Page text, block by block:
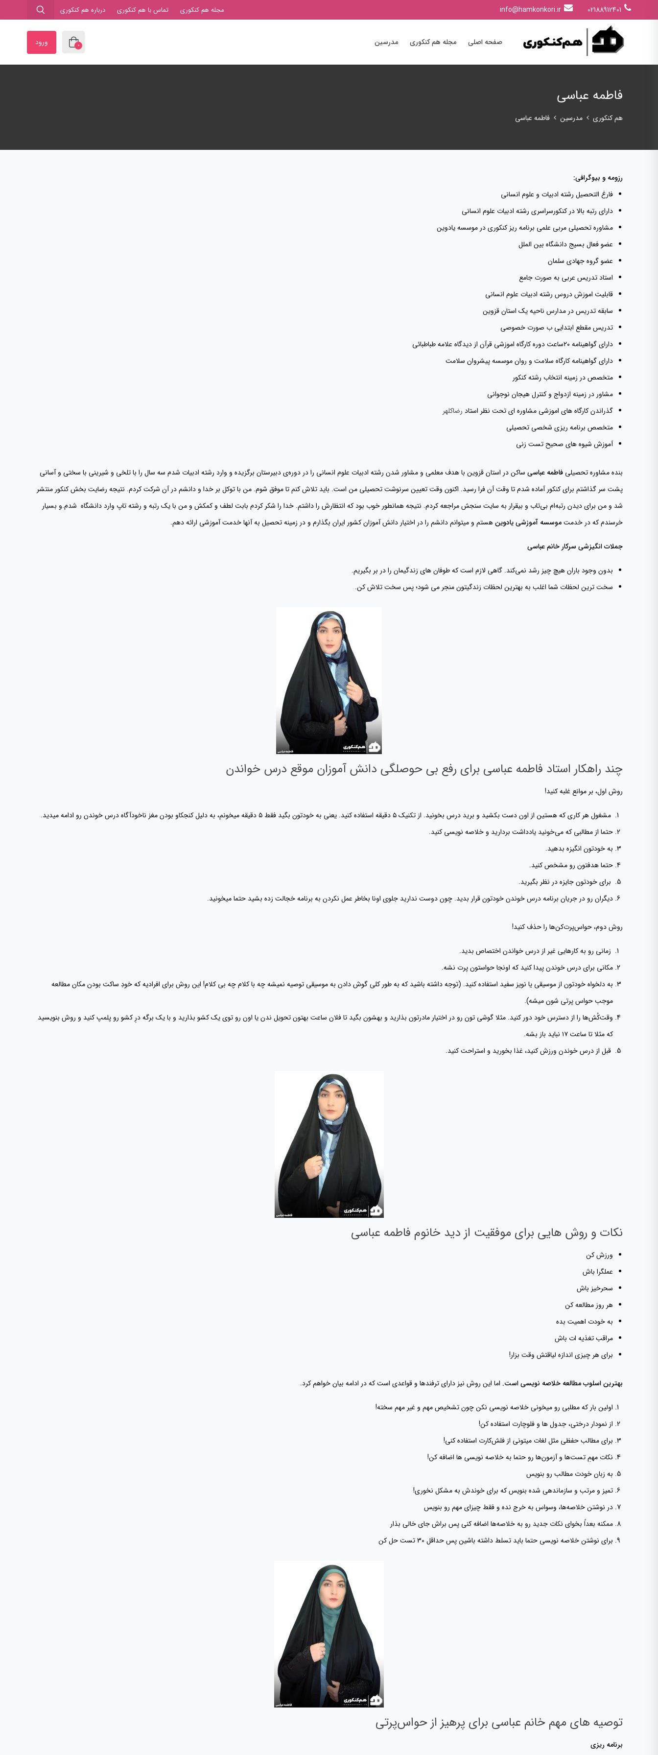
02188912401
info@hamkonkori.ir مجله هم کنکوری تماس با هم کنکوری درباره هم کنکوری
صفحه اصلی مجله هم کنکوری مدرسین 0 ورود
فاطمه عباسی
هم کنکوری مدرسین فاطمه عباسی
رزومه و بیوگرافی:
فارغ التحصیل رشته ادبیات و علوم انسانی
دارای رتبه بالا در کنکورسراسری رشته ادبیات علوم انسانی
مشاوره تحصیلی مربی علمی برنامه ریز کنکوری در موسسه یادوین
عضو فعال بسیج دانشگاه بین الملل
عضو گروه جهادی سلمان
استاد تدریس عربی به صورت جامع
قابلیت اموزش دروس رشته ادبیات علوم انسانی
سابقه تدریس در مدارس ناحیه یک استان قزوین
تدریس مقطع ابتدایی ب صورت خصوصی
دارای گواهینامه ۲۰ساعت دوره کارگاه اموزشی قرآن از دیدگاه علامه طباطبائی
دارای گواهینامه کارگاه سلامت و روان موسسه پیشروان سلامت
متخصص در زمینه انتخاب رشته کنکور
مشاور در زمینه ازدواج و کنترل هیجان نوجوانی
گذراندن کارگاه های اموزشی مشاوره ای تحت نظر استاد رضاکلهر
متخصص برنامه ریزی شخصی تحصیلی
آموزش شیوه های صحیح تست زنی
بنده مشاوره تحصیلی فاطمه عباسی ساکن در استان قزوین با هدف معلمی و مشاور شدن رشته ادبیات علوم انسانی را در دوره‌ی دبیرستان برگزیده و وارد رشته ادبیات شدم سه سال را با تلخی و شیرینی با سختی و آسانی
پشت سر گذاشتم برای کنکور آماده شدم تا وقت آن فرا رسید. اکنون وقت تعیین سرنوشت تحصیلی من است. باید تلاش کنم تا موفق شوم. من با توکل بر خدا و دانشم در آن شرکت کردم. نتیجه رضایت بخش کنکور منتشر
شد و من برای دیدن رتبه‌ام بی‌تاب و بیقرار به سایت سنجش مراجعه کردم. نتیجه همانطور خوب بود که انتظارش را داشتم. خدا را شکر کردم بابت لطف و کمکش و من با یک رتبه و رشته تاپ وارد دانشگاه شدم.و بسیار
خرسندم که در خدمتموسسه آموزشی یادوینهستم و میتوانم دانشم را در اختیار دانش آموزان کشور ایران بگذارم و در زمینه تحصیل به آنها خدمت آموزشی ارائه دهم.
جملات انگیزشی سرکار خانم عباسی
بدون وجود باران هیچ چیز رشد نمی‌کند. گاهی لازم است که طوفان های زندگیمان را در بر بگیریم.
سخت ترین لحظات شما اغلب به بهترین لحظات زندگیتون منجر می شود؛ پس سخت تلاش کن.
چند راهکار استاد فاطمه عباسی برای رفع بی حوصلگی دانش آموزان موقع درس خواندن
روش اول، بر موانع غلبه کنید!
مشغول هر کاری که هستین از اون دست بکشید و برید درس بخونید. از تکنیک ۵ دقیقه استفاده کنید. یعنی به خودتون بگید فقط ۵ دقیقه میخونم، به دلیل کنجکاو بودن مغز ناخودآگاه درس خوندن رو ادامه میدید.
حتما از مطالبی که می‌خونید یادداشت‌ بردارید و خلاصه نویسی کنید.
به خودتون انگیزه بدهید.
حتما هدفتون رو مشخص کنید.
برای خودتون جایزه در نظر بگیرید.
دیگران رو در جریان برنامه‌ درس خوندن خودتون قرار بدید. چون دوست ندارید جلوی اونا بخاطر عمل نکردن به برنامه خجالت زده بشید حتما میخونید.
روش دوم، حواس‌پرت‌کن‌ها را حذف کنید!
زمانی رو به کارهایی غیر از درس خواندن اختصاص بدید.
مکانی برای درس خوندن پیدا کنید که اونجا حواستون پرت نشه.
به دلخواه‌ خودتون از موسیقی یا نویز سفید استفاده کنید. (توجه داشته باشید که به طور کلی گوش دادن به موسیقی توصیه نمیشه چه با کلام چه بی کلام! این روش برای افرادیه که خودِ ساکت بودن مکان مطالعه
موجب حواس پرتی شون میشه).
وقت‌کُش‌ها را از دسترس خود دور کنید. مثلا گوشی تون رو در اختیار مادرتون بذارید و بهشون بگید تا فلان ساعت بهتون تحویل ندن یا اون رو توی یک کشو بذارید و با یک برگه درِ کشو رو پلمپ کنید و روش بنویسید
که مثلا تا ساعت ۱۷ نباید باز بشه.
قبل از درس خوندن ورزش کنید، غذا بخورید و استراحت کنید.
نکات و روش هایی برای موفقیت از دید خانوم فاطمه عباسی
ورزش كن
عملگرا باش
سحرخیز باش
هر روز مطالعه کن
به خودت اهميت بده
مراقب تغذيه ات باش
برای هر چيزی اندازه لیاقتش وقت بزار!
بهترین اسلوب مطالعه خلاصه نویسی است. اما این روش نیز دارای ترفندها و قواعدی است که در ادامه بیان خواهم کرد.
اولین بار که مطلبی رو میخونی خلاصه نویسی نکن چون تشخیص مهم و غیر مهم سخته!
از نمودار درختی، جدول ها و فلوچارت استفاده کن!
برای مطالب حفظی مثل لغات میتونی از فلش‌کارت استفاده کنی!
نکات مهمِ تست‌ها و آزمون‌ها رو حتما به خلاصه نویسی ها اضافه کن!
به زبان خودت مطالب رو بنویس
تمیز و مرتب و سازماندهی شده بنویس که برای خوندش به مشکل نخوری!
در نوشتن خلاصه‌ها، وسواس به خرج نده و فقط چیزای مهم رو بنویس
ممکنه بعداً بخوای نکات جدید رو به خلاصه‌ها اضافه کنی پس براش جای خالی بذار
برای نوشتن خلاصه نویسی حتما باید تسلط داشته باشین پس حداقل 30 تست حل کن
توصیه های مهم خانم عباسی برای پرهیز از حواس‌پرتی
برنامه ریزی